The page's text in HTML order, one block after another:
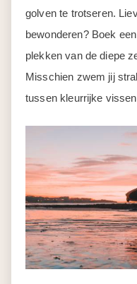
golven te trotseren.
bewonderen? Boek
plekken van de diepe
Misschien zwem jij
tussen kleurrijke